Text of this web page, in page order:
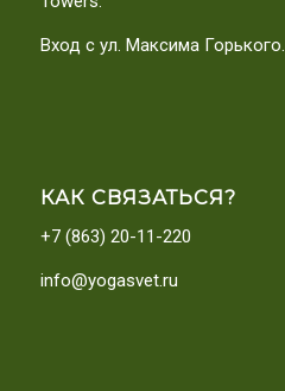
Вход с ул. Максима Горького.
КАК СВЯЗАТЬСЯ?
+7 (863) 20-11-220
info@yogasvet.ru